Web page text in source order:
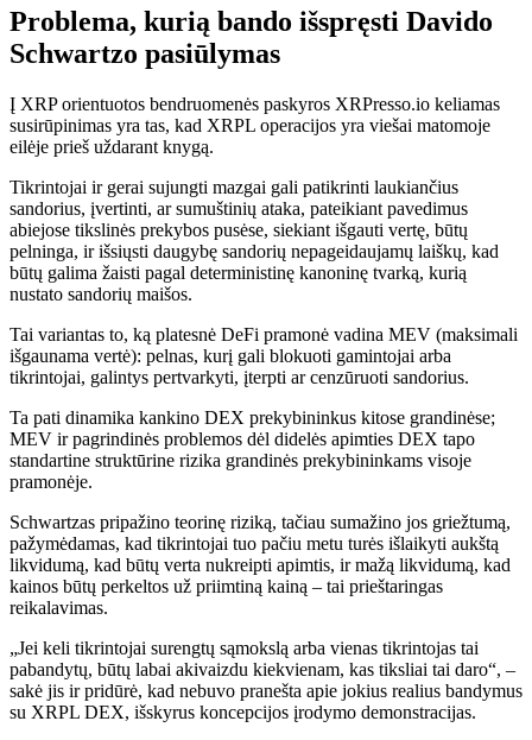
Problema, kurią bando išspręsti Davido
Schwartzo pasiūlymas
Į XRP orientuotos bendruomenės paskyros XRPresso.io keliamas
susirūpinimas yra tas, kad XRPL operacijos yra viešai matomoje
eilėje prieš uždarant knygą.
Tikrintojai ir gerai sujungti mazgai gali patikrinti laukiančius
sandorius, įvertinti, ar sumuštinių ataka, pateikiant pavedimus
abiejose tikslinės prekybos pusėse, siekiant išgauti vertę, būtų
pelninga, ir išsiųsti daugybę sandorių nepageidaujamų laiškų, kad
būtų galima žaisti pagal deterministinę kanoninę tvarką, kurią
nustato sandorių maišos.
Tai variantas to, ką platesnė DeFi pramonė vadina MEV (maksimali
išgaunama vertė): pelnas, kurį gali blokuoti gamintojai arba
tikrintojai, galintys pertvarkyti, įterpti ar cenzūruoti sandorius.
Ta pati dinamika kankino DEX prekybininkus kitose grandinėse;
MEV ir pagrindinės problemos dėl didelės apimties DEX tapo
standartine struktūrine rizika grandinės prekybininkams visoje
pramonėje.
Schwartzas pripažino teorinę riziką, tačiau sumažino jos griežtumą,
pažymėdamas, kad tikrintojai tuo pačiu metu turės išlaikyti aukštą
likvidumą, kad būtų verta nukreipti apimtis, ir mažą likvidumą, kad
kainos būtų perkeltos už priimtiną kainą – tai prieštaringas
reikalavimas.
„Jei keli tikrintojai surengtų sąmokslą arba vienas tikrintojas tai
pabandytų, būtų labai akivaizdu kiekvienam, kas tiksliai tai daro“, –
sakė jis ir pridūrė, kad nebuvo pranešta apie jokius realius bandymus
su XRPL DEX, išskyrus koncepcijos įrodymo demonstracijas.